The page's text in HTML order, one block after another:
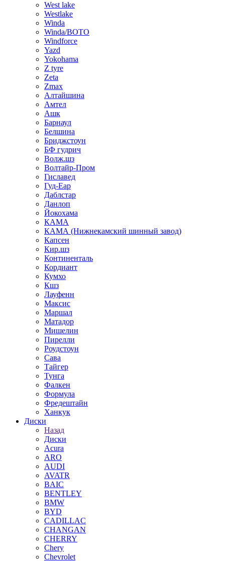
West lake
Westlake
Winda
Winda/BOTO
Windforce
Yazd
Yokohama
Z tyre
Zeta
Zmax
Алтайшина
Амтел
Ашк
Барнаул
Белшина
Бриджстоун
БФ гудрич
Волж.шз
Волтайр-Пром
Гиславед
Гуд-Еар
Даблстар
Данлоп
Йокохама
КАМА
КАМА (Нижнекамский шинный завод)
Капсен
Кир.шз
Континенталь
Кордиант
Кумхо
Кшз
Лауфенн
Максис
Маршал
Матадор
Мишелин
Пирелли
Роудстоун
Сава
Тайгер
Тунга
Фалкен
Формула
Фредештайн
Ханкук
Диски
Назад
Диски
Acura
ARO
AUDI
AVATR
BAIC
BENTLEY
BMW
BYD
CADILLAC
CHANGAN
CHERRY
Chery
Chevrolet